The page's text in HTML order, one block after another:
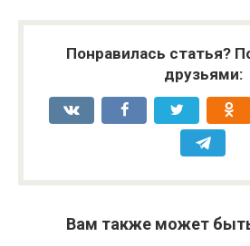
Понравилась статья?
друзьями:
Вам также может